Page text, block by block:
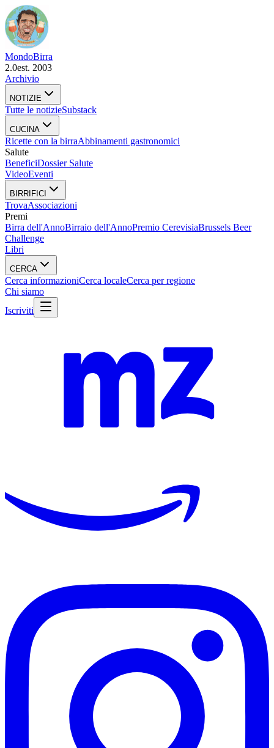
MondoBirra
2.0est. 2003
Archivio
NOTIZIE
Tutte le notizieSubstack
CUCINA
Ricette con la birraAbbinamenti gastronomici
Salute
BeneficiDossier Salute
VideoEventi
BIRRIFICI
TrovaAssociazioni
Premi
Birra dell'AnnoBirraio dell'AnnoPremio CerevisiaBrussels Beer
Challenge
Libri
CERCA
Cerca informazioniCerca localeCerca per regione
Chi siamo
Iscriviti